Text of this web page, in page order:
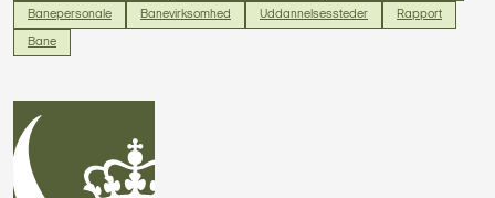
Banepersonale Banevirksomhed Uddannelsessteder Rapport
Bane